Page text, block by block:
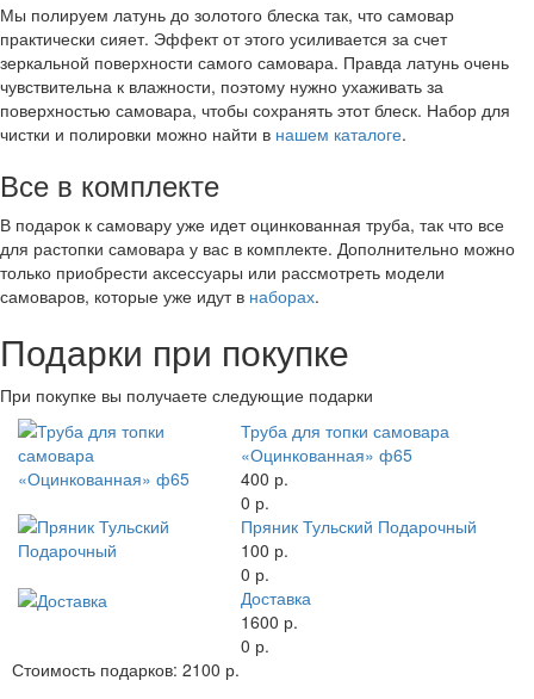
Мы полируем латунь до золотого блеска так, что самовар
практически сияет. Эффект от этого усиливается за счет
зеркальной поверхности самого самовара. Правда латунь очень
чувствительна к влажности, поэтому нужно ухаживать за
поверхностью самовара, чтобы сохранять этот блеск. Набор для
чистки и полировки можно найти в нашем каталоге.
Все в комплекте
В подарок к самовару уже идет оцинкованная труба, так что все
для растопки самовара у вас в комплекте. Дополнительно можно
только приобрести аксессуары или рассмотреть модели
самоваров, которые уже идут в наборах.
Подарки при покупке
При покупке вы получаете следующие подарки
Труба для топки самовара
«Оцинкованная» ф65
400 р.
0 р.
Пряник Тульский Подарочный
100 р.
0 р.
Доставка
1600 р.
0 р.
Стоимость подарков: 2100 р.